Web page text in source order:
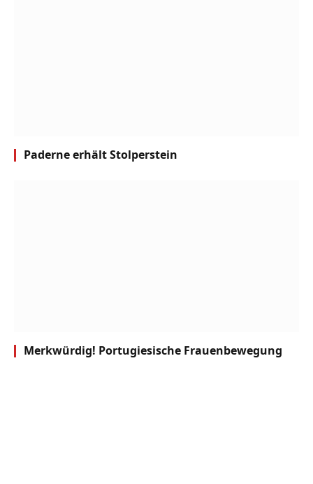
Paderne erhält Stolperstein
Merkwürdig! Portugiesische Frauenbewegung